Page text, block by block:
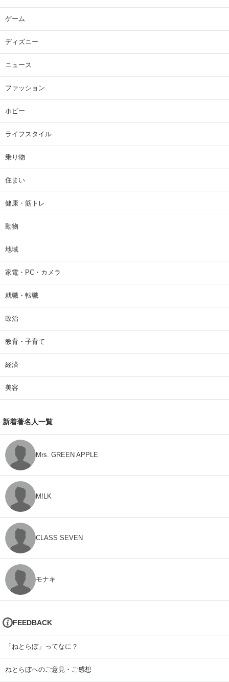
ゲーム
ディズニー
ニュース
ファッション
ホビー
ライフスタイル
乗り物
住まい
健康・筋トレ
動物
地域
家電・PC・カメラ
就職・転職
政治
教育・子育て
経済
美容
新着著名人一覧
Mrs. GREEN APPLE
M!LK
CLASS SEVEN
モナキ
FEEDBACK
「ねとらぼ」ってなに？
ねとらぼへのご意見・ご感想